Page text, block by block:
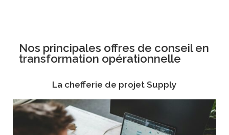
Nos principales offres de conseil en
transformation opérationnelle
La chefferie de projet Supply